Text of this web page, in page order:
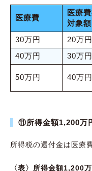
医療費
医療
対象額
30万円
20万円
40万円
30万円
50万円 40万円
⑪所得金額1,200万
所得税の還付金は医療
〈表〉所得金額1,200